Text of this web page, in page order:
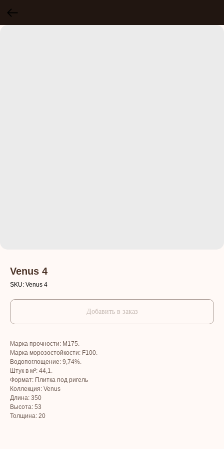
Venus 4
SKU: Venus 4
Добавить в заказ
Марка прочности: М175.
Марка морозостойкости: F100.
Водопоглощение: 9,74%.
Штук в м²: 44,1.
Формат: Плитка под ригель
Коллекция: Venus
Длина: 350
Высота: 53
Толщина: 20